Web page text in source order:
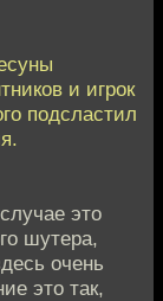
и игрок
подсластил
это
шутера,
очень
это так,